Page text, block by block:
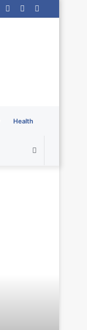
Random
Log
Health
Search